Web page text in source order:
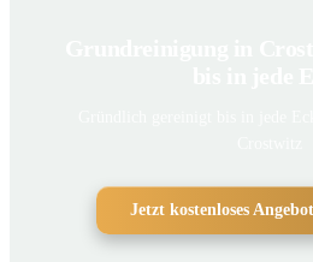
Jetzt kostenloses